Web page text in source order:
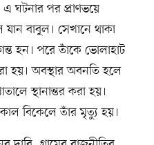
ঘটনার পর প্রাণভয়ে
বাবুল। সেখানে থাকা
হন। পরে তাঁকে ভোলাহাট
হয়। অবস্থার অবনতি হলে
স্থানান্তর করা হয়।
বিকেলে তাঁর মৃত্যু হয়।